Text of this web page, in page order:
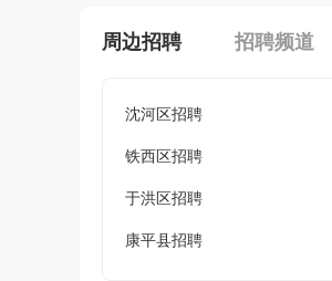
周边招聘 招聘频道
沈河区招聘
铁西区招聘
于洪区招聘
康平县招聘